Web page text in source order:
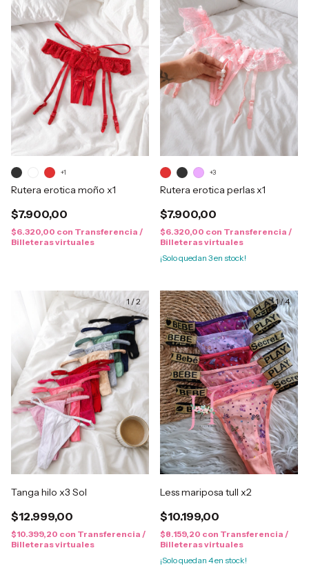
Rutera erotica moño x1
$7.900,00
$6.320,00 con Transferencia /
Billeteras virtuales
+1
Rutera erotica perlas x1
$7.900,00
$6.320,00 con Transferencia /
Billeteras virtuales
¡Solo quedan 3en stock!
+3
1 /2
Tanga hilo x3 Sol
$12.999,00
$10.399,20 con Transferencia /
Billeteras virtuales
1/4
Less mariposa tull x2
$10.199,00
$8.159,20 con Transferencia /
Billeteras virtuales
¡Solo quedan 4en stock!